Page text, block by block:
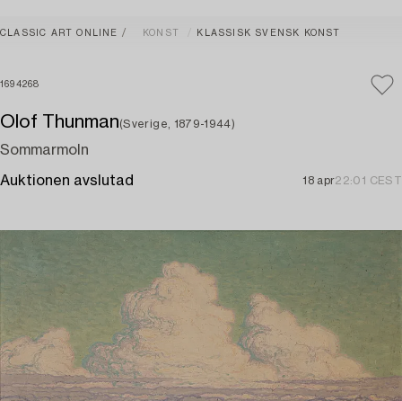
CLASSIC ART ONLINE KONST KLASSISK SVENSK KONST
1694268
Olof Thunman(Sverige, 1879-1944)
Sommarmoln
Auktionen avslutad 18 apr22:01 CEST